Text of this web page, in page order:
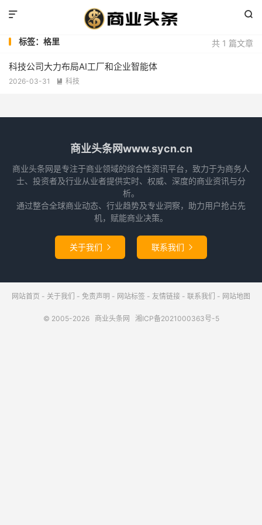


共 1 篇文章
标签：格里
科技公司大力布局AI工厂和企业智能体
2026-03-31  科技
商业头条网www.sycn.cn
商业头条网是专注于商业领域的综合性资讯平台，致力于为商务人
士、投资者及行业从业者提供实时、权威、深度的商业资讯与分
析。
通过整合全球商业动态、行业趋势及专业洞察，助力用户抢占先
机，赋能商业决策。
关于我们  联系我们 
网站首页 - 关于我们 - 免责声明 - 网站标签 - 友情链接 - 联系我们 - 网站地图
© 2005-2026 商业头条网 湘ICP备2021000363号-5